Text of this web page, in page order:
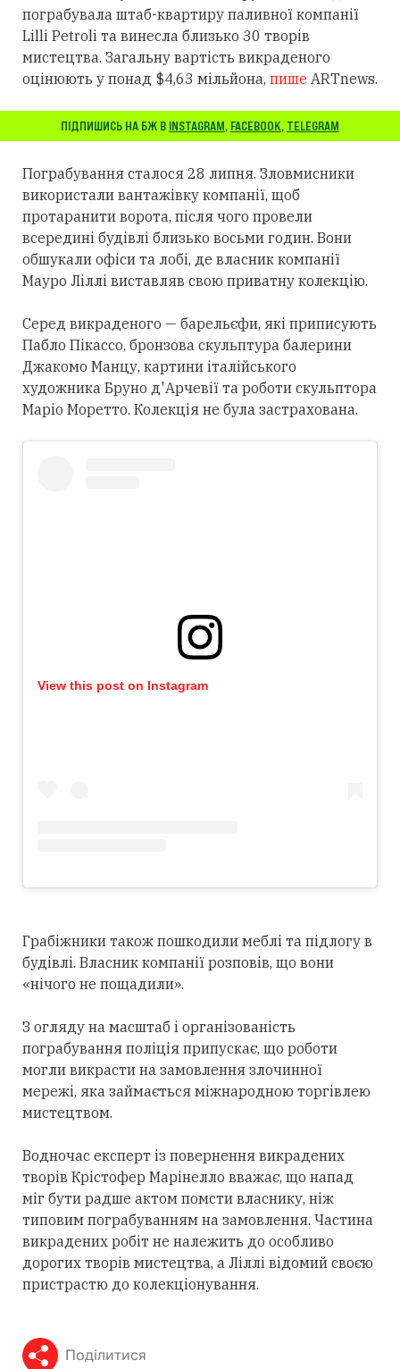
пограбувала штаб-квартиру паливної компанії
Lilli Petroli та винесла близько 30 творів
мистецтва. Загальну вартість викраденого
оцінюють у понад $4,63 мільйона, пише ARTnews.
ПІДПИШИСЬ НА БЖ В INSTAGRAM, FACEBOOK, TELEGRAM
Пограбування сталося 28 липня. Зловмисники
використали вантажівку компанії, щоб
протаранити ворота, після чого провели
всередині будівлі близько восьми годин. Вони
обшукали офіси та лобі, де власник компанії
Мауро Ліллі виставляв свою приватну колекцію.
Серед викраденого — барельєфи, які приписують
Пабло Пікассо, бронзова скульптура балерини
Джакомо Манцу, картини італійського
художника Бруно д'Арчевії та роботи скульптора
Маріо Моретто. Колекція не була застрахована.
View this post on Instagram
Грабіжники також пошкодили меблі та підлогу в
будівлі. Власник компанії розповів, що вони
«нічого не пощадили».
З огляду на масштаб і організованість
пограбування поліція припускає, що роботи
могли викрасти на замовлення злочинної
мережі, яка займається міжнародною торгівлею
мистецтвом.
Водночас експерт із повернення викрадених
творів Крістофер Марінелло вважає, що напад
міг бути радше актом помсти власнику, ніж
типовим пограбуванням на замовлення. Частина
викрадених робіт не належить до особливо
дорогих творів мистецтва, а Ліллі відомий своєю
пристрастю до колекціонування.
Поділитися